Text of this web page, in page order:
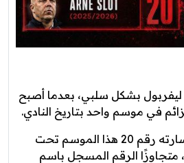
بشكل سلبي، بعدما أصبح
في موسم واحد بتاريخ النادي.
ووصل ليفربول إلى خسارته رقم 20 هذا الموسم تحت
متجاوزًا الرقم المسجل باسم